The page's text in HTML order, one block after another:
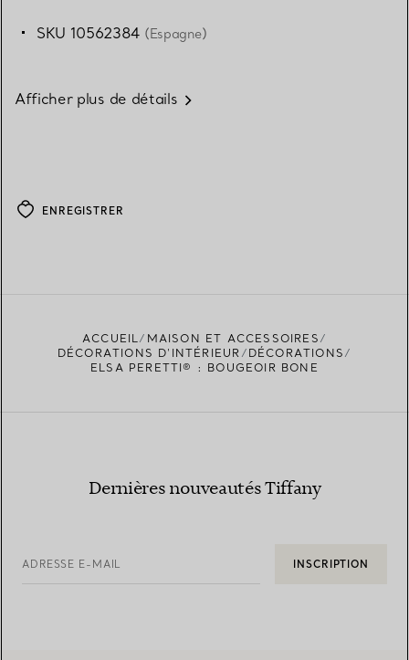
SKU 10562384 (Espagne)
Afficher plus de détails
ENREGISTRER
ACCUEIL
MAISON ET ACCESSOIRES
DÉCORATIONS D'INTÉRIEUR
DÉCORATIONS
ELSA PERETTI® : BOUGEOIR BONE
Dernières nouveautés Tiffany
ADRESSE E-MAIL INSCRIPTION